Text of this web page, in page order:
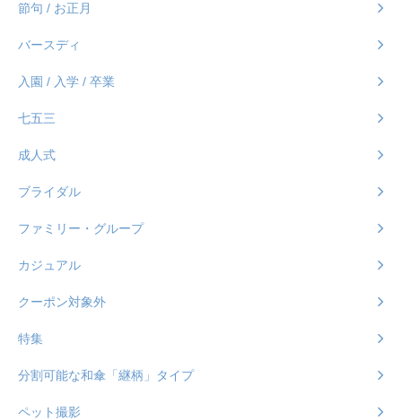
節句 / お正月
バースディ
入園 / 入学 / 卒業
七五三
成人式
ブライダル
ファミリー・グループ
カジュアル
クーポン対象外
特集
分割可能な和傘「継柄」タイプ
ペット撮影